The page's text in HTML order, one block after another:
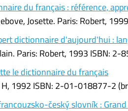
du français : référence,
Josette. Paris: Robert,
dictionnaire d'aujourd'hui :
Paris: Robert, 1993 ISBN:
le dictionnaire du français
H, 1992 ISBN: 2-01-018877-2
český slovník :